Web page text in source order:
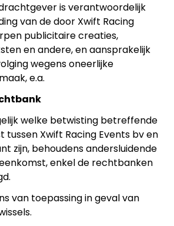
is verantwoordelijk
van de door Xwift Racing
publicitaire creaties,
en andere, en aansprakelijk
wegens oneerlijke
e.a.
welke betwisting betreffende
tussen Xwift Racing Events bv en
zijn, behoudens andersluidende
enkel de rechtbanken
van toepassing in geval van